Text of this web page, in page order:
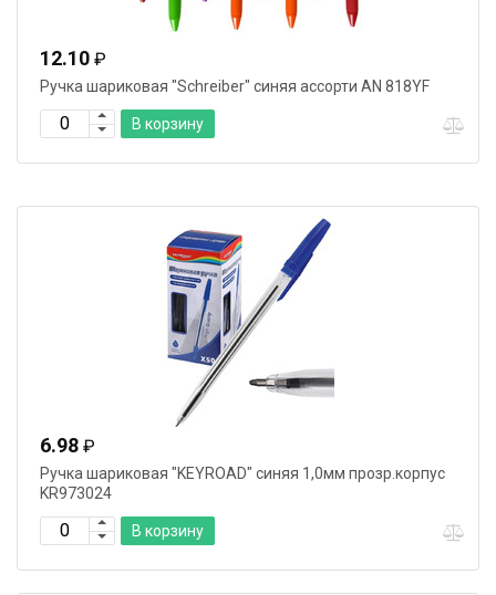
12.10 ₽
Ручка шариковая "Schreiber" синяя ассорти AN 818YF
В корзину
6.98 ₽
Ручка шариковая "KEYROAD" синяя 1,0мм прозр.корпус
KR973024
В корзину